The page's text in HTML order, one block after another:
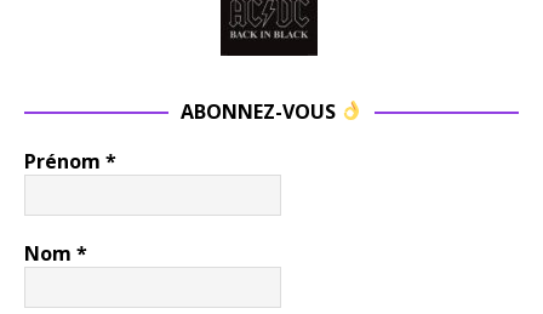
ABONNEZ-VOUS
Prénom *
Nom *